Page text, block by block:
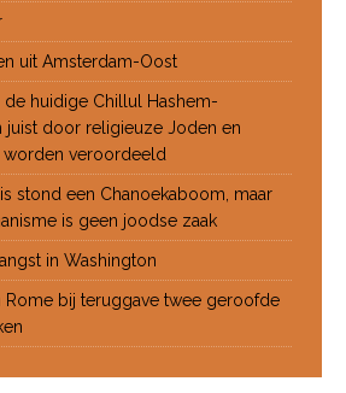
uit Amsterdam-Oost
de huidige Chillul Hashem-
juist door religieuze Joden en
worden veroordeeld
stond een Chanoekaboom, maar
is geen joodse zaak
in Washington
Rome bij teruggave twee geroofde